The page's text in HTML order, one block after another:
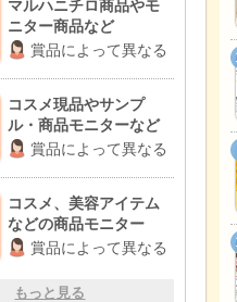
マルハニチロ商品やモ
ニター商品など
賞品によって異なる
コスメ現品やサンプ
ル・商品モニターなど
賞品によって異なる
コスメ、美容アイテム
などの商品モニター
賞品によって異なる
もっと見る